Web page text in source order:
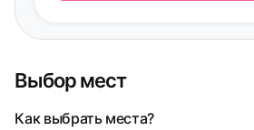
Выбор мест
Как выбрать места?